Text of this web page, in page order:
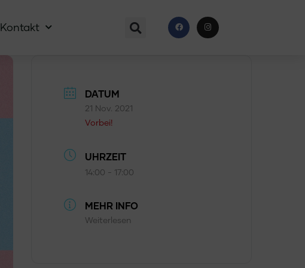
Kontakt
DATUM
21 Nov. 2021
Vorbei!
UHRZEIT
14:00 - 17:00
MEHR INFO
Weiterlesen